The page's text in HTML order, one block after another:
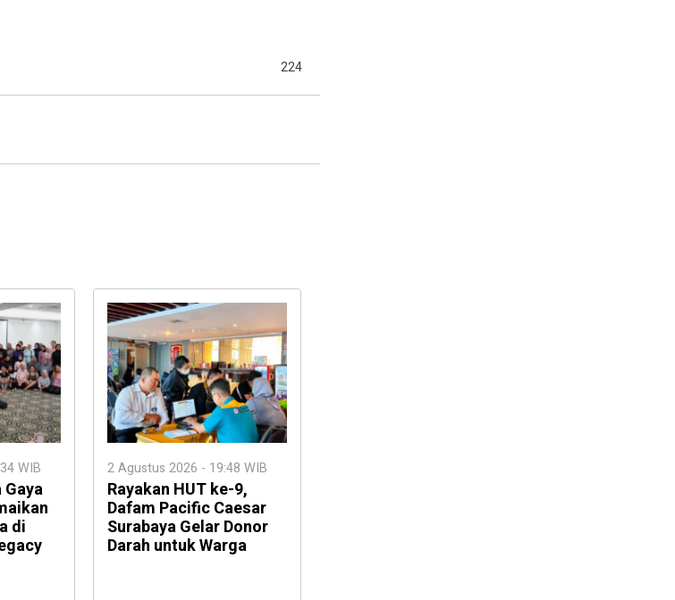
224
WIB
di
2 Agustus 2026 - 19:48 WIB
Rayakan HUT ke-9,
Dafam Pacific Caesar
Surabaya Gelar Donor
Darah untuk Warga